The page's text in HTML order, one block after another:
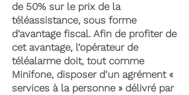
de 50% sur le prix de la
téléassistance, sous forme
d’avantage fiscal. Afin de profiter de
cet avantage, l’opérateur de
téléalarme doit, tout comme
Minifone, disposer d’un agrément «
services à la personne » délivré par